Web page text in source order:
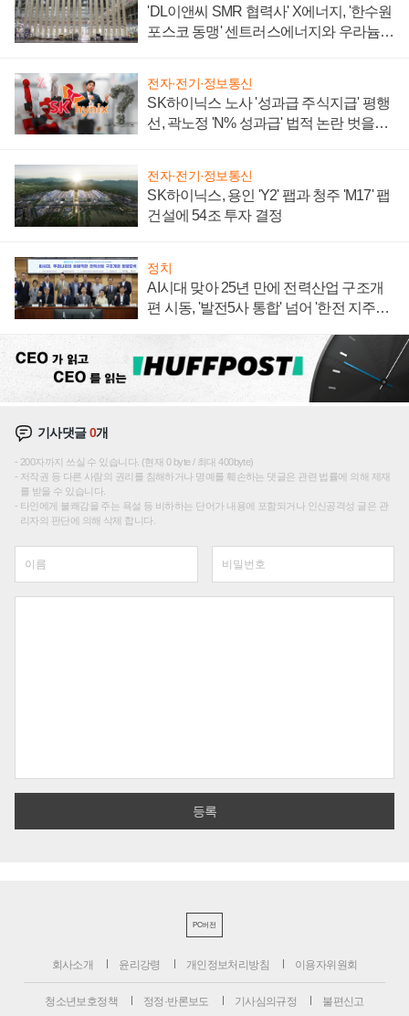
'DL이앤씨 SMR 협력사' X에너지, '한수원
포스코 동맹' 센트러스에너지와 우라늄
전자·전기·정보통신
SK하이닉스 노사 '성과급 주식지급' 평행
선, 곽노정 'N% 성과급' 법적 논란 벗을지
전자·전기·정보통신
SK하이닉스, 용인 'Y2' 팹과 청주 'M17' 팹
건설에 54조 투자 결정
정치
AI시대 맞아 25년 만에 전력산업 구조개
편 시동, '발전5사 통합' 넘어 '한전 지주사'
기사댓글0개
200자까지 쓰실 수 있습니다. (현재 0 byte / 최대 400byte)
저작권 등 다른 사람의 권리를 침해하거나 명예를 훼손하는 댓글은 관련 법률에 의해 제재
를 받을 수 있습니다.
타인에게 불쾌감을 주는 욕설 등 비하하는 단어가 내용에 포함되거나 인신공격성 글은 관
리자의 판단에 의해 삭제 합니다.
PC버전
회사소개 윤리강령 개인정보처리방침 이용자위원회
청소년보호정책 정정·반론보도 기사심의규정 불편신고